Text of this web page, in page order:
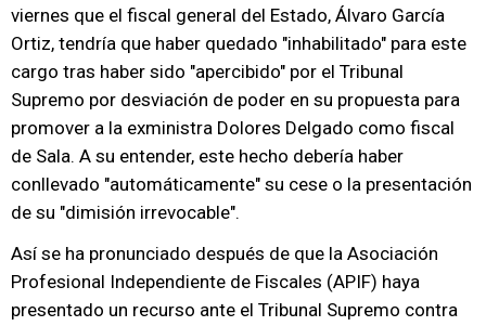
viernes que el fiscal general del Estado, Álvaro García
Ortiz, tendría que haber quedado "inhabilitado" para este
cargo tras haber sido "apercibido" por el Tribunal
Supremo por desviación de poder en su propuesta para
promover a la exministra Dolores Delgado como fiscal
de Sala. A su entender, este hecho debería haber
conllevado "automáticamente" su cese o la presentación
de su "dimisión irrevocable".
Así se ha pronunciado después de que la Asociación
Profesional Independiente de Fiscales (APIF) haya
presentado un recurso ante el Tribunal Supremo contra